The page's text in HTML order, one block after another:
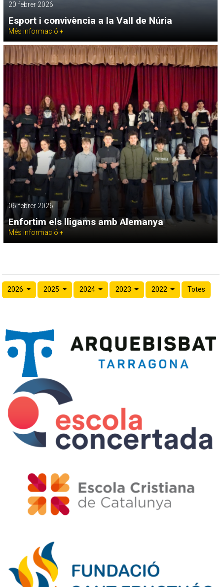
20 febrer 2026
Esport i convivència a la Vall de Núria
Més informació +
06 febrer 2026
Enfortim els lligams amb Alemanya
Més informació +
2026 2025 2024 2023 2022 Totes